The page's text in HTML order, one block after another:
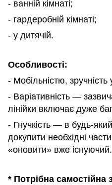
- ванній кімнаті;
- гардеробній кімнаті;
- у дитячій.
Особливості:
- Мобільністю,
- Варіативність —
лінійки включає дуже
- Гнучкість — в будь-
докупити необхідні
«оновити» вже існуючий.
* Потрібна самостійна